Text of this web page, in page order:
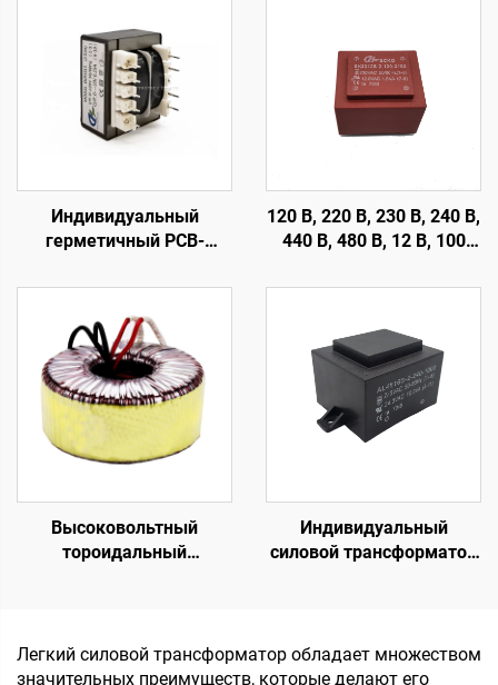
Индивидуальный
герметичный PCB-
контактами, силовой
трансформатор для
входа 240 В и выхода 24
В/36 В/380 В, частота 50
Гц
120 В, 220 В, 230 В, 240 В,
440 В, 480 В, 12 В, 100
герметичный
печатной платой
Высоковольтный
тороидальный
мощности с
гальванической
Индивидуальный
силовой трансформатор
трансформатор на
печатной плате, 50 Гц,
Легкий силовой трансформатор обладает множеством
значительных преимуществ, которые делают его